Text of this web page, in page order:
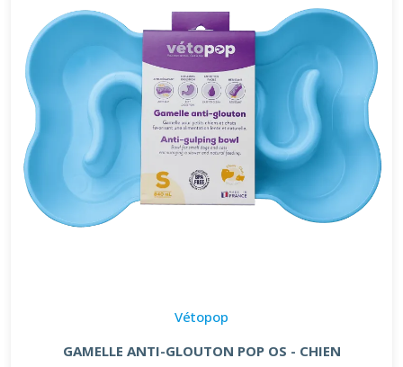
Vétopop
GAMELLE ANTI-GLOUTON POP OS - CHIEN